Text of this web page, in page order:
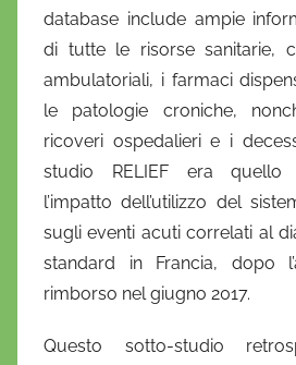
database include ampie
di tutte le risorse sanitarie,
ambulatoriali, i farmaci
le patologie croniche,
ricoveri ospedalieri e i
studio RELIEF era quello
l’impatto dell’utilizzo del
sugli eventi acuti correlati al
standard in Francia, dopo
rimborso nel giugno 2017.
Questo sotto-studio